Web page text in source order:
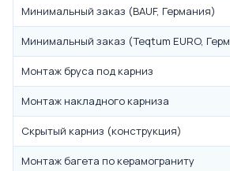
Минимальный заказ (BAUF, Германия)
Минимальный заказ (Teqtum EURO,
Монтаж бруса под карниз
Монтаж накладного карниза
Скрытый карниз (конструкция)
Монтаж багета по керамограниту